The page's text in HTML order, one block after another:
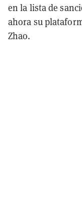
en la lista de
ahora su
Zhao.